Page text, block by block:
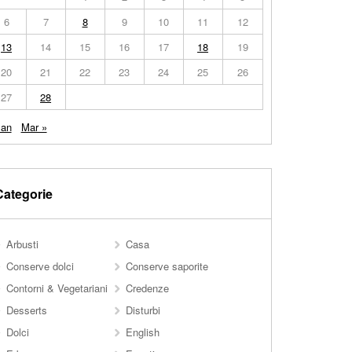
6
7 8 9 10 11
12
13
14 15 16 17 18
19
20
21 22 23 24 25
26
27
28
Mar »
Arbusti
Casa
Conserve dolci
Conserve saporite
Contorni & Vegetariani
Credenze
Desserts
Disturbi
Dolci
English